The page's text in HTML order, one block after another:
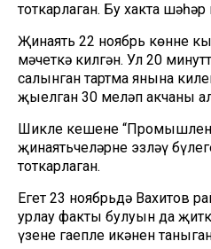
тоткарлаган. Бу хакта
Җинаять 22 ноябрь көнне
мәчеткә килгән. Ул 20
салынган тартма янына
җыелган 30 меңләп акчаны
Шикле кешене
җинаятьчеләрне эзләү
тоткарлаган.
Егет 23 ноябрьдә Вахитов
урлау факты булуын да
үзенең гаепле икәнен